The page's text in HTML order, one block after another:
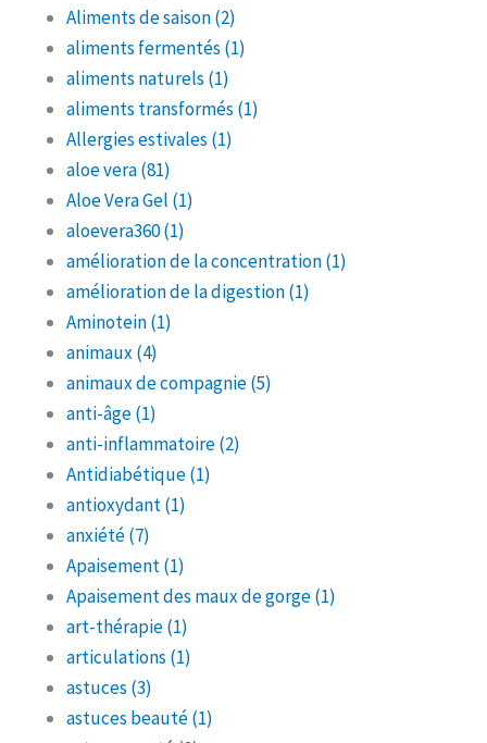
Aliments de saison(2)
aliments fermentés (1)
aliments naturels (1)
aliments transformés (1)
Allergies estivales (1)
aloe vera(81)
Aloe Vera Gel (1)
aloevera360(1)
amélioration de la concentration(1)
amélioration de la digestion(1)
Aminotein(1)
animaux(4)
animaux de compagnie(5)
anti-âge(1)
anti-inflammatoire(2)
Antidiabétique(1)
antioxydant(1)
anxiété(7)
Apaisement(1)
Apaisement des maux de gorge(1)
art-thérapie(1)
articulations (1)
astuces (3)
astuces beauté(1)